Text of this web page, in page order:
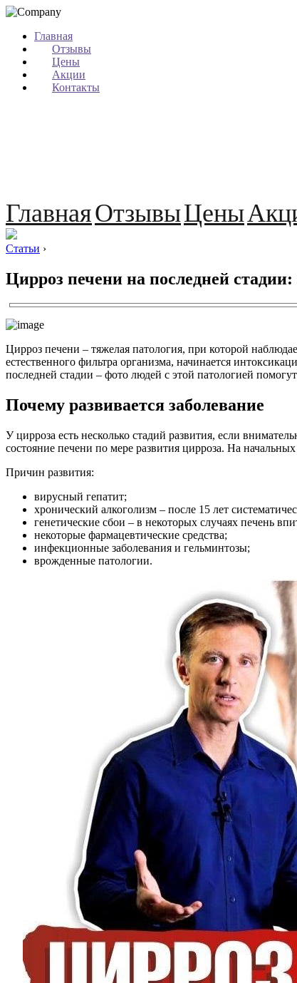
Главная
Отзывы
Цены
Акции
Контакты
ГлавнаяОтзывыЦены
Статьи ›
Цирроз печени на последней
Цирроз печени – тяжелая патология, при которой
естественного фильтра организма, начинается
последней стадии – фото людей с этой патологией
Почему развивается заболевание
У цирроза есть несколько стадий развития, если
состояние печени по мере развития цирроза. На
Причин развития:
вирусный гепатит;
хронический алкоголизм – после 15 лет
генетические сбои – в некоторых случаях печень
некоторые фармацевтические средства;
инфекционные заболевания и гельминтозы;
врожденные патологии.